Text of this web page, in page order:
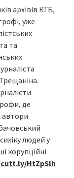
архівів КГБ,
уже
та
де
автори
людей у
корупційні
HtZpSlh